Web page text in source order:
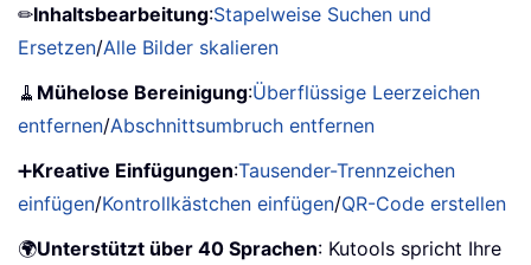
✏Inhaltsbearbeitung:Stapelweise Suchen und
Ersetzen/Alle Bilder skalieren
🧹 Mühelose Bereinigung:Überflüssige Leerzeichen
entfernen/Abschnittsumbruch entfernen
➕Kreative Einfügungen:Tausender-Trennzeichen
einfügen/Kontrollkästchen einfügen/QR-Code erstellen
🌍Unterstützt über 40 Sprachen: Kutools spricht Ihre